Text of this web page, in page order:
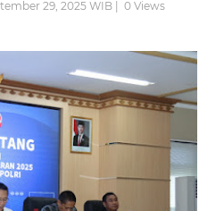
29, 2025 WIB | 0 Views